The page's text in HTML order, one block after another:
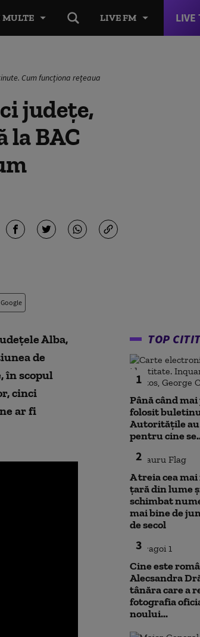
LIVE FM LIVE
Cum funcționa rețeaua
judeţe,
BAC
Alba,
de
în scopul
cinci
ar fi
TOP
1
Până când
folosit
Autoritățile
pentru cine
2
A treia cea
țară din lume
schimbat
mai bine de
de secol
3
Cine este
Alecsandra
tânăra care a
fotografia
noului...